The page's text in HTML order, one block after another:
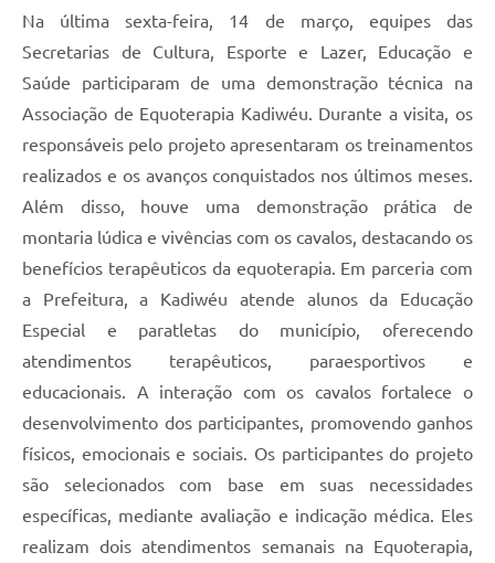
Na última sexta-feira, 14 de março, equipes das
Secretarias de Cultura, Esporte e Lazer, Educação e
Saúde participaram de uma demonstração técnica na
Associação de Equoterapia Kadiwéu. Durante a visita, os
responsáveis pelo projeto apresentaram os treinamentos
realizados e os avanços conquistados nos últimos meses.
Além disso, houve uma demonstração prática de
montaria lúdica e vivências com os cavalos, destacando os
benefícios terapêuticos da equoterapia. Em parceria com
a Prefeitura, a Kadiwéu atende alunos da Educação
Especial e paratletas do município, oferecendo
atendimentos terapêuticos, paraesportivos e
educacionais. A interação com os cavalos fortalece o
desenvolvimento dos participantes, promovendo ganhos
físicos, emocionais e sociais. Os participantes do projeto
são selecionados com base em suas necessidades
específicas, mediante avaliação e indicação médica. Eles
realizam dois atendimentos semanais na Equoterapia,